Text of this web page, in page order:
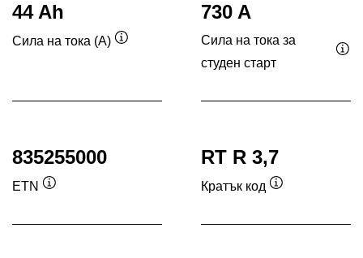
44 Ah
Сила на тока (A)
730 A
Сила на тока за
студен старт
835255000
ETN
RT R 3,7
Кратък код